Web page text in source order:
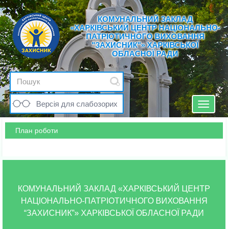
КОМУНАЛЬНИЙ ЗАКЛАД
«ХАРКІВСЬКИЙ ЦЕНТР НАЦІОНАЛЬНО-
ПАТРІОТИЧНОГО ВИХОВАННЯ
"ЗАХИСНИК"» ХАРКІВСЬКОЇ
ОБЛАСНОЇ РАДИ
Версія для слабозорих
Toggle
План роботи
КОМУНАЛЬНИЙ ЗАКЛАД «ХАРКІВСЬКИЙ ЦЕНТР
НАЦІОНАЛЬНО-ПАТРІОТИЧНОГО ВИХОВАННЯ
“ЗАХИСНИК”» ХАРКІВСЬКОЇ ОБЛАСНОЇ РАДИ